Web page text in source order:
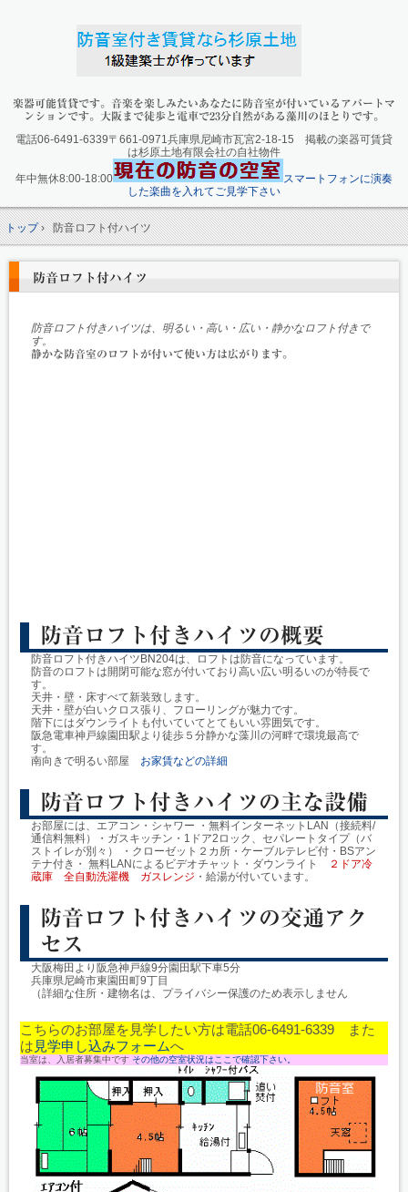
楽器可能賃貸です。音楽を楽しみたいあなたに防音室が付いているアパートマ
ンションです。大阪まで徒歩と電車で23分自然がある藻川のほとりです。
電話06-6491-6339〒661-0971兵庫県尼崎市瓦宮2-18-15 掲載の楽器可賃貸
は杉原土地有限会社の自社物件
年中無休8:00-18:00
スマートフォンに演奏
した楽曲を入れてご見学下さい
トップ› 防音ロフト付ハイツ
防音ロフト付ハイツ
防音ロフト付きハイツは、明るい・高い・広い・静かなロフト付きで
す。
静かな防音室のロフトが付いて使い方は広がります。
防音ロフト付きハイツの概要
防音ロフト付きハイツBN204は、ロフトは防音になっています。
防音のロフトは開閉可能な窓が付いており高い広い明るいのが特長で
す。
天井・壁・床すべて新装致します。
天井・壁が白いクロス張り、フローリングが魅力です。
階下にはダウンライトも付いていてとてもいい雰囲気です。
阪急電車神戸線園田駅より徒歩５分静かな藻川の河畔で環境最高で
す。
南向きで明るい部屋 お家賃などの詳細
防音ロフト付きハイツの主な設備
お部屋には、エアコン・シャワー ・無料インターネットLAN（接続料/
通信料無料）・ガスキッチン・1ドア2ロック、セパレートタイプ（バ
ストイレが別々） ・クローゼット２カ所・ケーブルテレビ付・BSアン
テナ付き・ 無料LANによるビデオチャット・ダウンライト
２ドア冷
蔵庫 全自動洗濯機 ガスレンジ ・給湯が付いています。
防音ロフト付きハイツの交通アク
セス
大阪梅田より阪急神戸線9分園田駅下車5分
兵庫県尼崎市東園田町9丁目
（詳細な住所・建物名は、プライバシー保護のため表示しません
こちらのお部屋を見学したい方は電話06-6491-6339 また
は 見学申し込みフォームへ
当室は、入居者募集中です その他の空室状況はここで確認下さい。